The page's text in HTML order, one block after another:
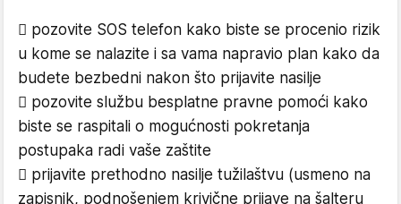
 pozovite SOS telefon kako biste se procenio rizik
u kome se nalazite i sa vama napravio plan kako da
budete bezbedni nakon što prijavite nasilje
 pozovite službu besplatne pravne pomoći kako
biste se raspitali o mogućnosti pokretanja
postupaka radi vaše zaštite
 prijavite prethodno nasilje tužilaštvu (usmeno na
zapisnik, podnošenjem krivične prijave na šalteru